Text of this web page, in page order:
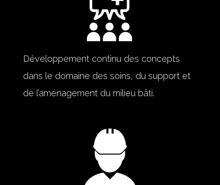
Développement continu des concepts
dans le domaine des soins, du support et
de l’aménagement du milieu bâti.